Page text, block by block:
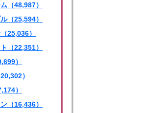
（48,987）
（25,594）
25,036）
（22,351）
）
）
）
（16,436）